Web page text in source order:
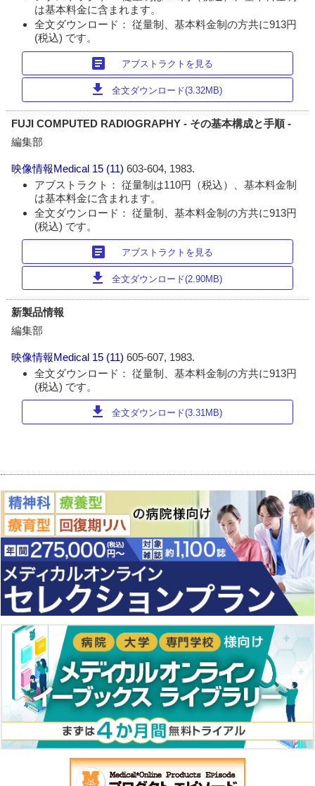
は基本料金に含まれます。
全文ダウンロード： 従量制、基本料金制の方共に913円
(税込) です。
article アブストラクトを見る
download 全文ダウンロード(3.32MB)
FUJI COMPUTED RADIOGRAPHY - その基本構成と手順 -
編集部
映像情報Medical 15 (11)603-604, 1983.
アブストラクト： 従量制は110円（税込）、基本料金制
は基本料金に含まれます。
全文ダウンロード： 従量制、基本料金制の方共に913円
(税込) です。
article アブストラクトを見る
download 全文ダウンロード(2.90MB)
新製品情報
編集部
映像情報Medical 15 (11)605-607, 1983.
全文ダウンロード： 従量制、基本料金制の方共に913円
(税込) です。
download 全文ダウンロード(3.31MB)